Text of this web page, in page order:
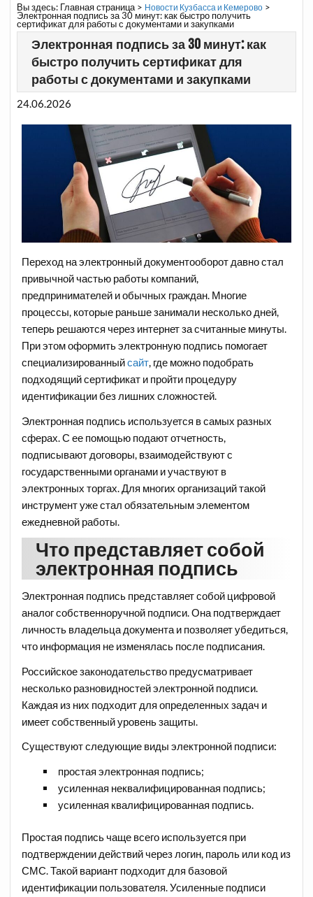
Вы здесь: Главная страница> Новости Кузбасса и Кемерово>
Электронная подпись за 30 минут: как быстро получить
сертификат для работы с документами и закупками
Электронная подпись за 30 минут: как
быстро получить сертификат для
работы с документами и закупками
24.06.2026
Переход на электронный документооборот давно стал
привычной частью работы компаний,
предпринимателей и обычных граждан. Многие
процессы, которые раньше занимали несколько дней,
теперь решаются через интернет за считанные минуты.
При этом оформить электронную подпись помогает
специализированныйсайт, где можно подобрать
подходящий сертификат и пройти процедуру
идентификации без лишних сложностей.
Электронная подпись используется в самых разных
сферах. С ее помощью подают отчетность,
подписывают договоры, взаимодействуют с
государственными органами и участвуют в
электронных торгах. Для многих организаций такой
инструмент уже стал обязательным элементом
ежедневной работы.
Что представляет собой
электронная подпись
Электронная подпись представляет собой цифровой
аналог собственноручной подписи. Она подтверждает
личность владельца документа и позволяет убедиться,
что информация не изменялась после подписания.
Российское законодательство предусматривает
несколько разновидностей электронной подписи.
Каждая из них подходит для определенных задач и
имеет собственный уровень защиты.
Существуют следующие виды электронной подписи:
простая электронная подпись;
усиленная неквалифицированная подпись;
усиленная квалифицированная подпись.
Простая подпись чаще всего используется при
подтверждении действий через логин, пароль или код из
СМС. Такой вариант подходит для базовой
идентификации пользователя. Усиленные подписи